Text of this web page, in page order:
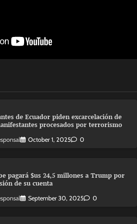
de Ecuador piden excarcelación de
procesados por terrorismo
October 1, 2025 0
pagará $us 24,5 millones a Trump por
de su cuenta
September 30, 2025 0